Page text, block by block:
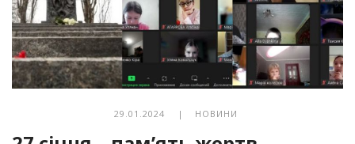
29.01.2024 | НОВИНИ